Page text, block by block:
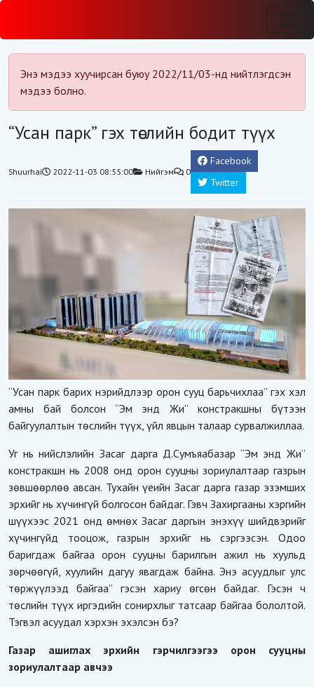
Энэ мэдээ хуучирсан буюу 2022/11/03-нд нийтлэгдсэн
мэдээ болно.
“Усан парк” гэх төслийн бодит түүх
Shuurhai 2022-11-03 08:55:00 Нийгэм 0
Facebook
Twitter
“Усан парк барих нэрийдлээр орон сууц барьчихлаа” гэх хэл
амны бай болсон “Эм энд Жи” констракшны бүтээн
байгуулалтын төслийн түүх, үйл явцын талаар сурвалжиллаа.
Уг нь нийслэлийн Засаг дарга Д.Сумъяабазар “Эм энд Жи”
констракшн нь 2008 онд орон сууцны зориулалтаар газрын
зөвшөөрлөө авсан. Тухайн үеийн Засаг дарга газар эзэмших
эрхийг нь хүчингүй болгосон байдаг. Гэвч Захиргааны хэргийн
шүүхээс 2021 онд өмнөх Засаг даргын энэхүү шийдвэрийг
хүчингүйд тооцож, газрын эрхийг нь сэргээсэн. Одоо
баригдаж байгаа орон сууцны барилгын ажил нь хуульд
зөрчөөгүй, хуулийн дагуу явагдаж байна. Энэ асуудлыг улс
төржүүлээд байгаа” гэсэн хариу өгсөн байдаг. Гэсэн ч
төслийн түүх иргэдийн сонирхлыг татсаар байгаа бололтой.
Тэгвэл асуудал хэрхэн эхэлсэн бэ?
Газар ашиглах эрхийн гэрчилгээгээ орон сууцны
зориулалтаар авчээ